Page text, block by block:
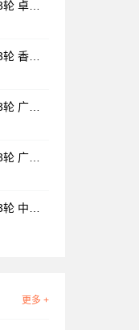
更多 +